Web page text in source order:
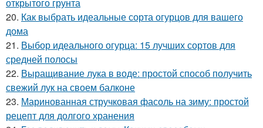
открытого грунта
20. Как выбрать идеальные сорта огурцов для вашего
дома
21. Выбор идеального огурца: 15 лучших сортов для
средней полосы
22. Выращивание лука в воде: простой способ получить
свежий лук на своем балконе
23. Маринованная стручковая фасоль на зиму: простой
рецепт для долгого хранения